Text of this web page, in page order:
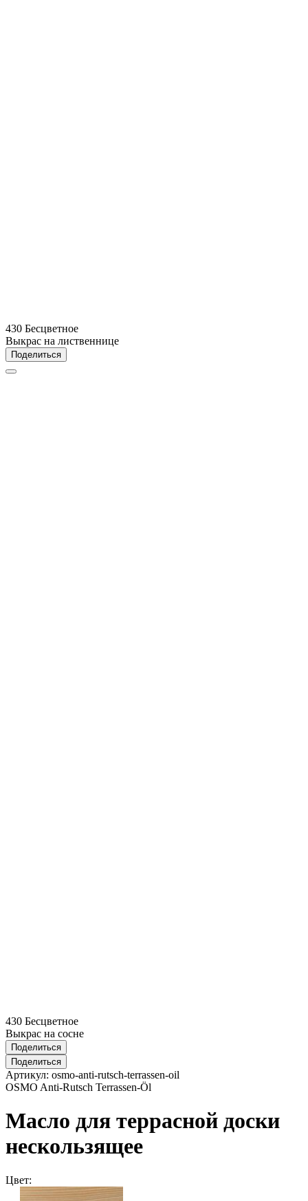
430 Бесцветное
Выкрас на лиственнице
Поделиться
430 Бесцветное
Выкрас на сосне
Поделиться
Поделиться
Артикул: osmo-anti-rutsch-terrassen-oil
OSMO Anti-Rutsch Terrassen-Öl
Масло для террасной доски
нескользящее
Цвет: